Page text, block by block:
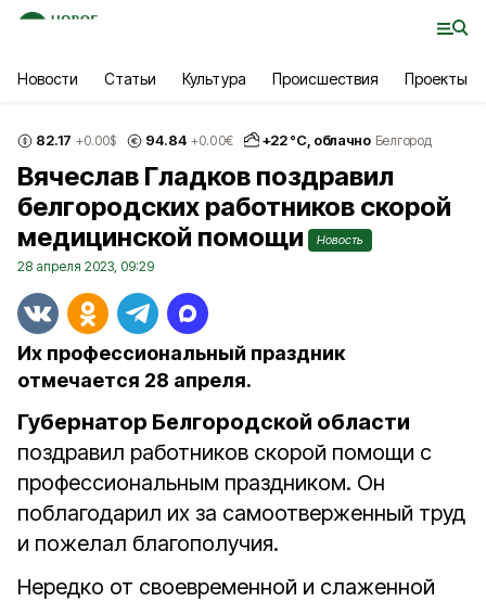
Новости Статьи Культура Происшествия Проекты
82.17 +0.00$ 94.84 +0.00€ +22°С, облачно Белгород
Вячеслав Гладков поздравил
белгородских работников скорой
медицинской помощи
Новость
28 апреля 2023, 09:29
Их профессиональный праздник
отмечается 28 апреля.
Губернатор Белгородской области
поздравил работников скорой помощи с
профессиональным праздником. Он
поблагодарил их за самоотверженный труд
и пожелал благополучия.
Нередко от своевременной и слаженной